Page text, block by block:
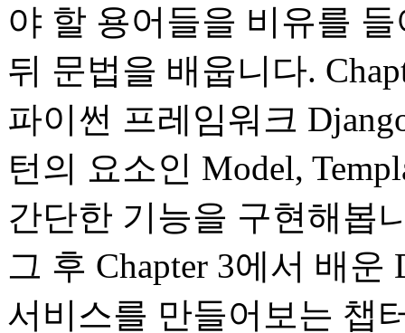
야 할 용어들을 비유를
뒤 문법을 배웁니다.
파이썬 프레임워크
턴의 요소인 Model,
간단한 기능을 구현해봅
그 후 Chapter 3에서 배운
서비스를 만들어보는 챕